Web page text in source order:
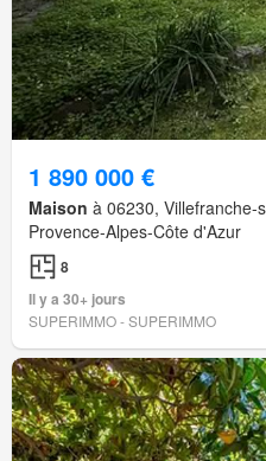
1 890 000 €
Maison à 06230, Villefranche-
Provence-Alpes-Côte d'Azur
8
Il y a 30+ jours
SUPERIMMO - SUPERIMMO